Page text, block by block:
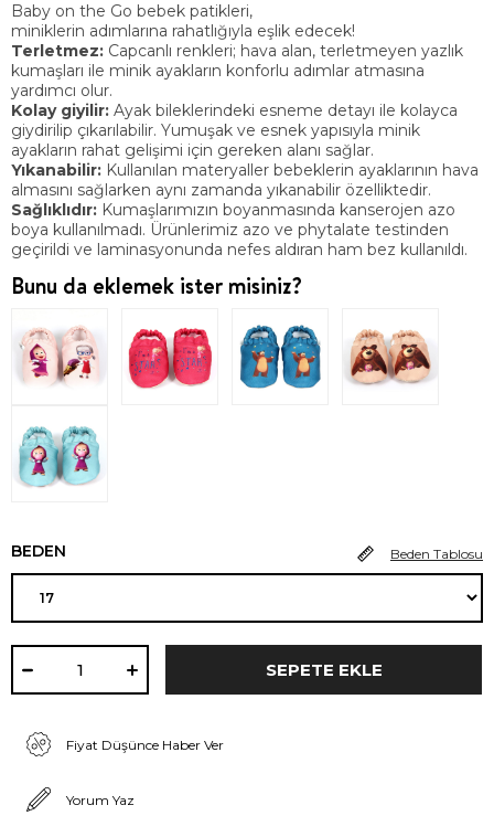
Baby on the Go bebek patikleri,
miniklerin adımlarına rahatlığıyla eşlik edecek!
Terletmez: Capcanlı renkleri; hava alan, terletmeyen yazlık
kumaşları ile minik ayakların konforlu adımlar atmasına
yardımcı olur.
Kolay giyilir: Ayak bileklerindeki esneme detayı ile kolayca
giydirilip çıkarılabilir. Yumuşak ve esnek yapısıyla minik
ayakların rahat gelişimi için gereken alanı sağlar.
Yıkanabilir: Kullanılan materyaller bebeklerin ayaklarının hava
almasını sağlarken aynı zamanda yıkanabilir özelliktedir.
Sağlıklıdır: Kumaşlarımızın boyanmasında kanserojen azo
boya kullanılmadı. Ürünlerimiz azo ve phytalate testinden
geçirildi ve laminasyonunda nefes aldıran ham bez kullanıldı.
Bunu da eklemek ister misiniz?
BEDEN Beden Tablosu
Fiyat Düşünce Haber Ver
Yorum Yaz